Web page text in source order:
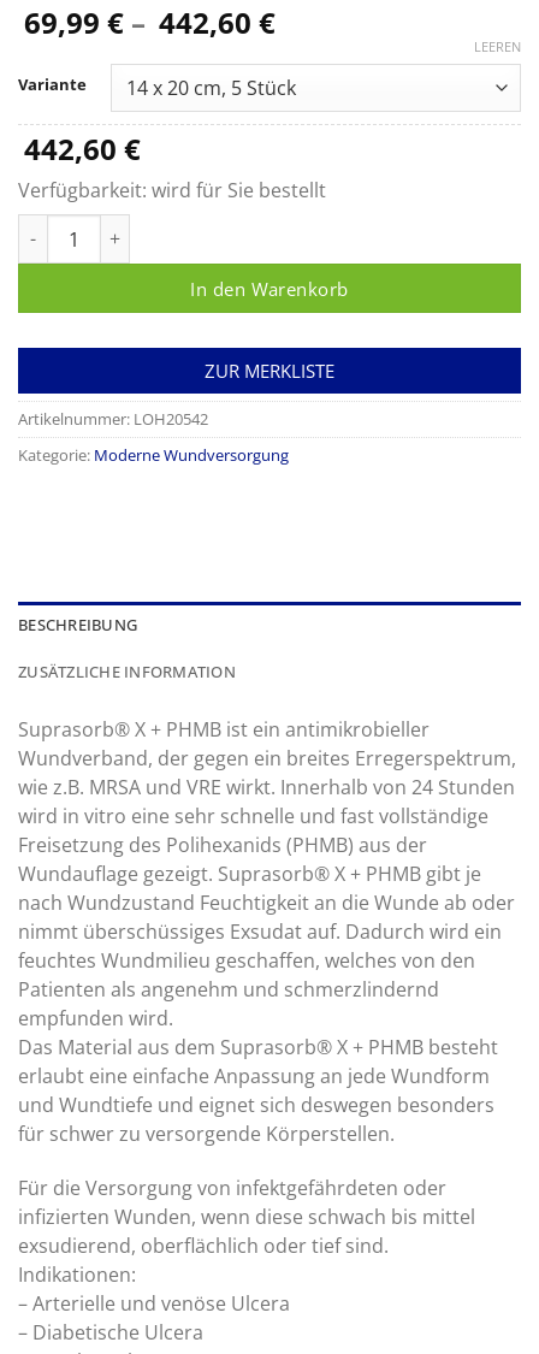
69,99 € – 442,60 €Preisspanne:
bis
442,60 €
Variante
LEEREN
442,60 €
Verfügbarkeit: wird für Sie bestellt
In den Warenkorb
ZUR MERKLISTE
Artikelnummer: LOH20542
Kategorie: Moderne Wundversorgung
BESCHREIBUNG
ZUSÄTZLICHE INFORMATION
Suprasorb® X + PHMB ist ein antimikrobieller
Wundverband, der gegen ein breites Erregerspektrum,
wie z.B. MRSA und VRE wirkt. Innerhalb von 24 Stunden
wird in vitro eine sehr schnelle und fast vollständige
Freisetzung des Polihexanids (PHMB) aus der
Wundauflage gezeigt. Suprasorb® X + PHMB gibt je
nach Wundzustand Feuchtigkeit an die Wunde ab oder
nimmt überschüssiges Exsudat auf. Dadurch wird ein
feuchtes Wundmilieu geschaffen, welches von den
Patienten als angenehm und schmerzlindernd
empfunden wird.
Das Material aus dem Suprasorb® X + PHMB besteht
erlaubt eine einfache Anpassung an jede Wundform
und Wundtiefe und eignet sich deswegen besonders
für schwer zu versorgende Körperstellen.
Für die Versorgung von infektgefährdeten oder
infizierten Wunden, wenn diese schwach bis mittel
exsudierend, oberflächlich oder tief sind.
Indikationen:
– Arterielle und venöse Ulcera
– Diabetische Ulcera